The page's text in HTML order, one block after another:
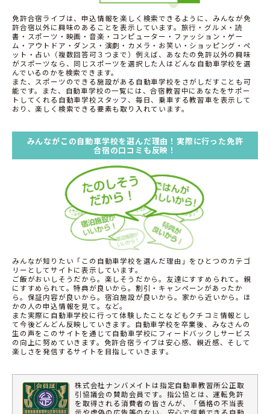
免許合宿ライブは、申込情報を楽しく検索できるように、みんなが免
許合宿以外に興味のあることを表示しています。旅行・グルメ・読
書・スポーツ・映画・音楽・コンピューター・ファッション・ゲー
ム・アウトドア・ダンス・演劇・カメラ・お笑い・ショッピング・ペ
ット・占い（複数回答可３つまで）例えば、あなたの免許以外の興味
がスポーツなら、同じスポーツを選択した人はどんな自動車学校を選
んでいるのかを検索できます。
また、スポーツのできる施設がある自動車学校をさがしだすことも可
能です。また、自動車学校の一覧には、合宿教習中にあなたをサポー
トしてくれる自動車学校スタッフ、毎日、乗車する教習車を表示して
おり、楽しく検索できる要素も取り入れています。
みんながこの自動車学校を選んだ理由！実際に行った免許
合宿の口コミも反映！
みんなが知りたい「この自動車学校を選んだ理由」をひとつのカテゴ
リーとしてサイトに表示しています。
ご飯がおいしそうだから。楽しそうだから。友達にすすめられて。親
にすすめられて。特典が良いから。割引・キャンペーンがあったか
ら。保証内容が良いから。宿泊施設が良いから。家から近いから。ほ
かの人の申込情報を見て。など。
また実際に自動車学校に行って体験したことなどもクチコミ情報とし
て今後どんどん反映していきます。自動車学校を卒業後、みなさんの
生の声をこのサイトを通じて自動車学校にフィードバックしサービス
の向上に努めていきます。免許合宿ライブは安心感、親近感、そして
楽しさを発信するサイトを目指していきます。
株式会社ナンバメイトは指定自動車教習所公正取
引協議会の賛助会員です。指公協とは、運転免許
を取得される消費者の皆さんが、「価格の不当表